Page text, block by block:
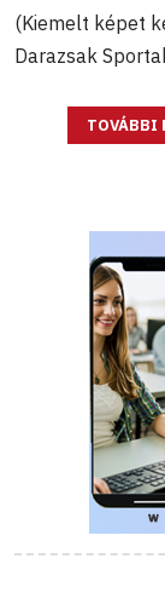
(Kiemelt képet
Darazsak
TOVÁBBI